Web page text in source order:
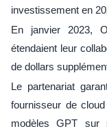
investissement en
En janvier 2023,
étendaient leur
de dollars
Le partenariat
fournisseur de
modèles GPT sur